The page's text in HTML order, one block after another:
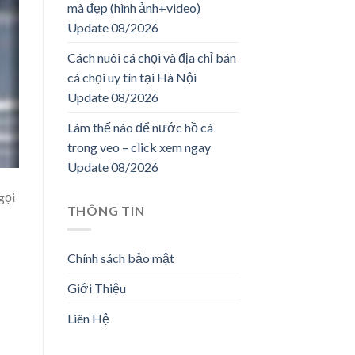
mà đẹp (hình ảnh+video)
Update 08/2026
Cách nuôi cá chọi và địa chỉ bán
cá chọi uy tín tại Hà Nội
Update 08/2026
Làm thế nào để nước hồ cá
trong veo – click xem ngay
Update 08/2026
THÔNG TIN
Chính sách bảo mật
Giới Thiệu
Liên Hệ